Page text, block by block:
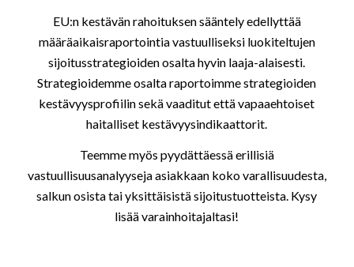
EU:n kestävän rahoituksen sääntely edellyttää
määräaikaisraportointia vastuulliseksi luokiteltujen
sijoitusstrategioiden osalta hyvin laaja-alaisesti.
Strategioidemme osalta raportoimme strategioiden
kestävyysprofiilin sekä vaaditut että vapaaehtoiset
haitalliset kestävyysindikaattorit.
Teemme myös pyydättäessä erillisiä
vastuullisuusanalyyseja asiakkaan koko varallisuudesta,
salkun osista tai yksittäisistä sijoitustuotteista. Kysy
lisää varainhoitajaltasi!